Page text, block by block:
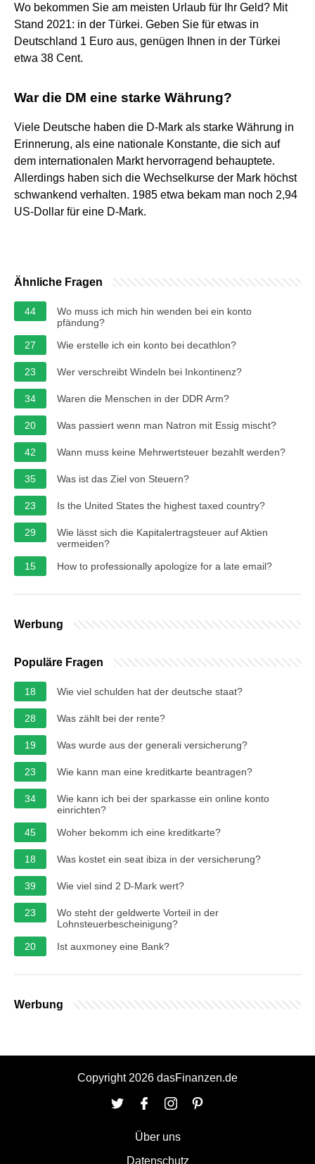
Wo bekommen Sie am meisten Urlaub für Ihr Geld? Mit
Stand 2021: in der Türkei. Geben Sie für etwas in
Deutschland 1 Euro aus, genügen Ihnen in der Türkei
etwa 38 Cent.
War die DM eine starke Währung?
Viele Deutsche haben die D-Mark als starke Währung in
Erinnerung, als eine nationale Konstante, die sich auf
dem internationalen Markt hervorragend behauptete.
Allerdings haben sich die Wechselkurse der Mark höchst
schwankend verhalten. 1985 etwa bekam man noch 2,94
US-Dollar für eine D-Mark.
Ähnliche Fragen
44
Wo muss ich mich hin wenden bei ein konto
pfändung?
27
Wie erstelle ich ein konto bei decathlon?
23 Wer verschreibt Windeln bei Inkontinenz?
34 Waren die Menschen in der DDR Arm?
20 Was passiert wenn man Natron mit Essig mischt?
42 Wann muss keine Mehrwertsteuer bezahlt werden?
35 Was ist das Ziel von Steuern?
23 Is the United States the highest taxed country?
29
Wie lässt sich die Kapitalertragsteuer auf Aktien
vermeiden?
15
How to professionally apologize for a late email?
Werbung
Populäre Fragen
18 Wie viel schulden hat der deutsche staat?
28 Was zählt bei der rente?
19 Was wurde aus der generali versicherung?
23 Wie kann man eine kreditkarte beantragen?
34
Wie kann ich bei der sparkasse ein online konto
einrichten?
45
Woher bekomm ich eine kreditkarte?
18 Was kostet ein seat ibiza in der versicherung?
39 Wie viel sind 2 D-Mark wert?
23
Wo steht der geldwerte Vorteil in der
Lohnsteuerbescheinigung?
20
Ist auxmoney eine Bank?
Werbung
Copyright 2026 dasFinanzen.de
Über uns
Datenschutz